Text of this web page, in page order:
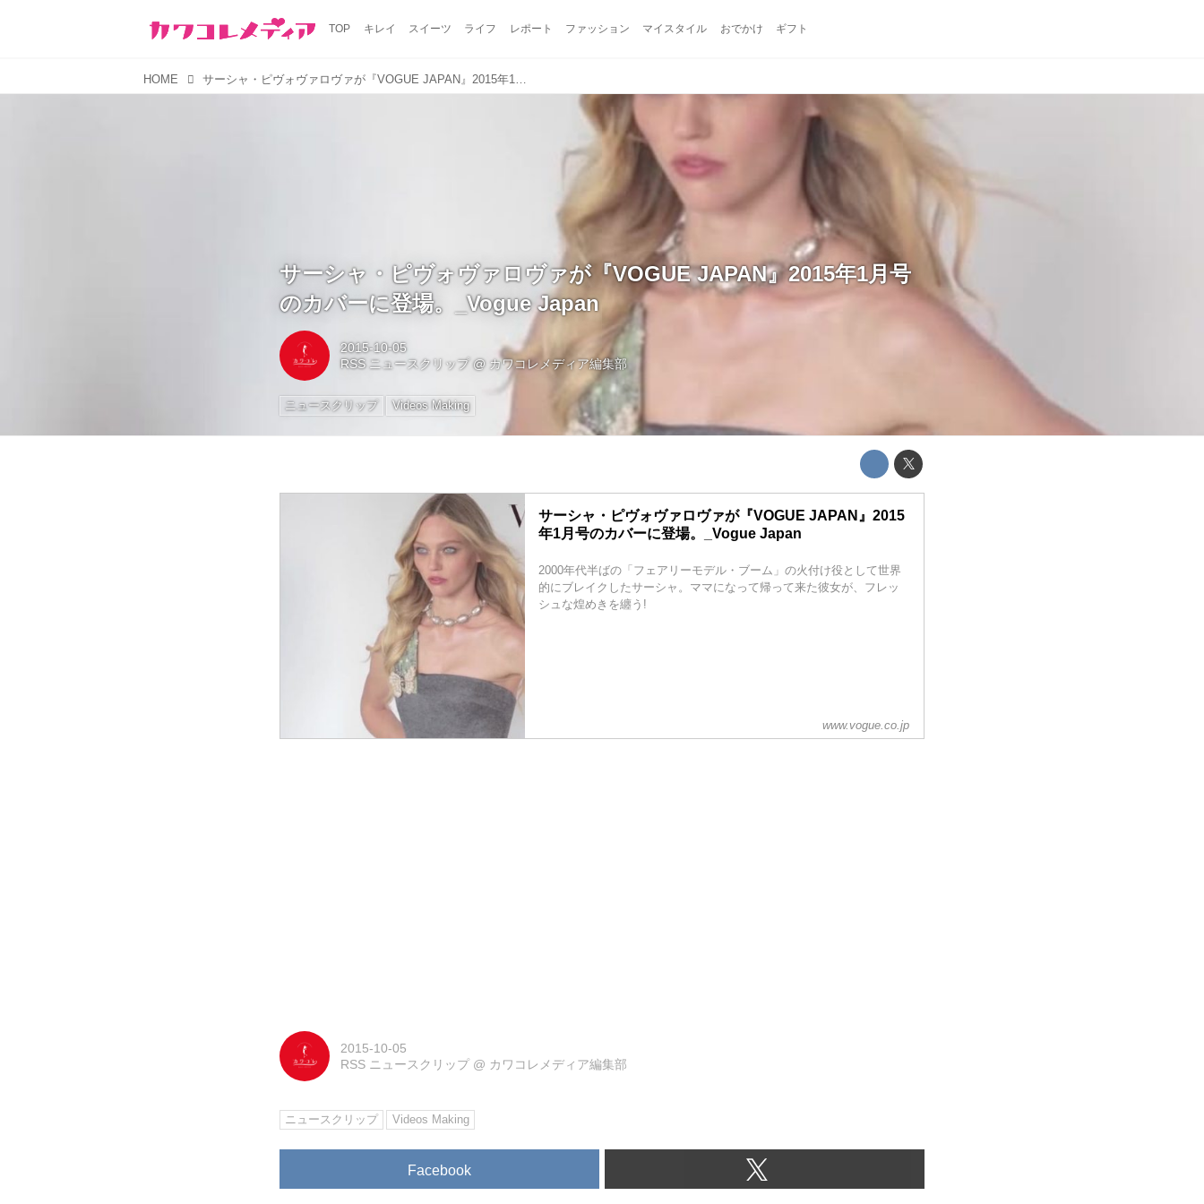
TOP キレイ スイーツ ライフ レポート ファッション マイスタイル おでかけ ギフト
HOME サーシャ・ピヴォヴァロヴァが『VOGUE JAPAN』2015年1月号のカバーに登場。_Vogue Japan
サーシャ・ピヴォヴァロヴァが『VOGUE JAPAN』2015年1月号
のカバーに登場。_Vogue Japan
2015-10-05
RSS ニュースクリップ @ カワコレメディア編集部
ニュースクリップ Videos Making
サーシャ・ピヴォヴァロヴァが『VOGUE JAPAN』2015
年1月号のカバーに登場。_Vogue Japan
2000年代半ばの「フェアリーモデル・ブーム」の火付け役として世界
的にブレイクし­たサーシャ。ママになって帰って来た彼女が、フレッ
シュな煌めきを纏う!
www.vogue.co.jp
2015-10-05
RSS ニュースクリップ @ カワコレメディア編集部
ニュースクリップ Videos Making
Facebook